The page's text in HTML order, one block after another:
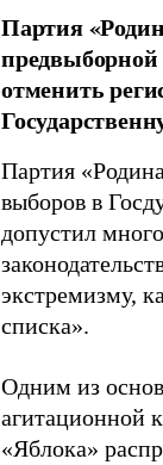
Партия
предвыборной
отменить
Партия
выборов в
допустил
экстремизму,
списка».
Одним из
агитационной
«Яблока»